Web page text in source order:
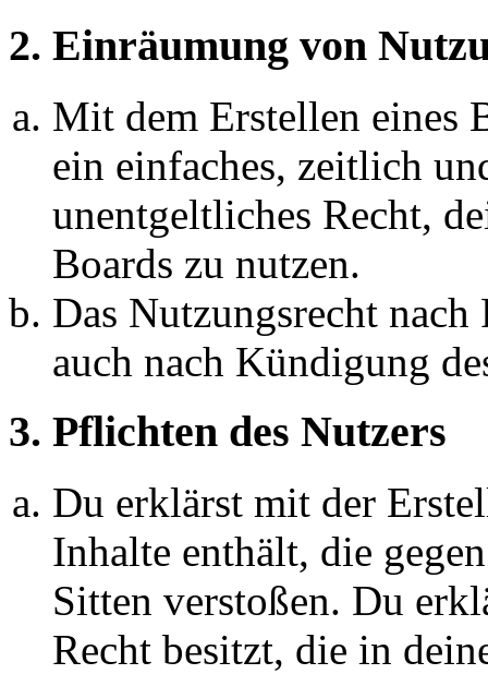
2. Einräumung von
Mit dem Erstellen eines
ein einfaches, zeitlich
unentgeltliches Recht,
Boards zu nutzen.
Das Nutzungsrecht
auch nach Kündigung
3. Pflichten des Nutzers
Du erklärst mit der
Inhalte enthält, die
Sitten verstoßen. Du
Recht besitzt, die in